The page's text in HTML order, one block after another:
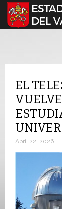
Seleccione su
EL
Abril 22, 2026